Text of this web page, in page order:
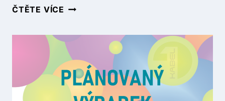
0
0
–
1
6
ČTĚTE VÍCE P
N
O
V
A
N